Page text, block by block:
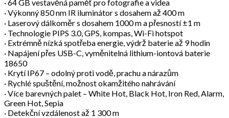
· 64 GB vestavěná paměť pro fotografie a videa
· Výkonný 850 nm IR iluminátor s dosahem až 400 m
· Laserový dálkoměr s dosahem 1000 m a přesností ±1 m
· Technologie PIPS 3.0, GPS, kompas, Wi-Fi hotspot
· Extrémně nízká spotřeba energie, výdrž baterie až 9 hodin
· Napájení přes USB-C, vyměnitelná lithium-iontová baterie
18650
· Krytí IP67 – odolný proti vodě, prachu a nárazům
· Rychlé spuštění, možnost okamžitého nahrávání
· Více barevných palet – White Hot, Black Hot, Iron Red, Alarm,
Green Hot, Sepia
· Detekční vzdálenost až 1 300 m